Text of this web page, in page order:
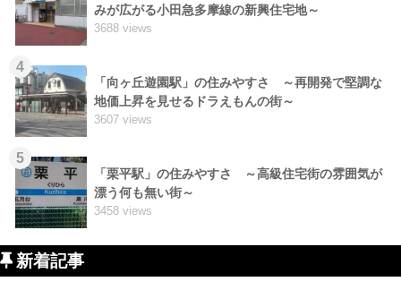
みが広がる小田急多摩線の新興住宅地～
3688 views
4
「向ヶ丘遊園駅」の住みやすさ ～再開発で堅調な
地価上昇を見せるドラえもんの街～
3607 views
5
「栗平駅」の住みやすさ ～高級住宅街の雰囲気が
漂う何も無い街～
3458 views
新着記事